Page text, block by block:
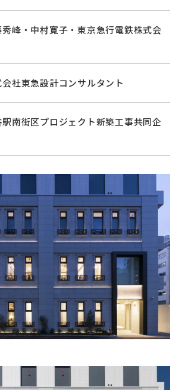
秀峰・中村寛子・東京急行電鉄株式会
会社東急設計コンサルタント
駅南街区プロジェクト新築工事共同企